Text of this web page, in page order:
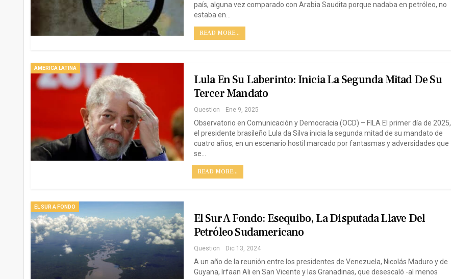
país, alguna vez comparado con Arabia Saudita porque nadaba en petróleo, no
estaba en…
READ MORE...
AMERICA LATINA
Lula En Su Laberinto: Inicia La Segunda Mitad De Su
Tercer Mandato
Question Ene 9, 2025
Observatorio en Comunicación y Democracia (OCD) – FILA El primer día de 2025,
el presidente brasileño Lula da Silva inicia la segunda mitad de su mandato de
cuatro años, en un escenario hostil marcado por fantasmas y adversidades que
se…
READ MORE...
EL SUR A FONDO
El Sur A Fondo: Esequibo, La Disputada Llave Del
Petróleo Sudamericano
Question Dic 13, 2024
A un año de la reunión entre los presidentes de Venezuela, Nicolás Maduro y de
Guyana, Irfaan Ali en San Vicente y las Granadinas, que desescaló -al menos